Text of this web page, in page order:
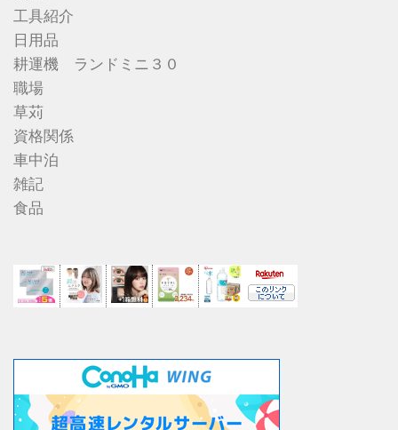
工具紹介
日用品
耕運機 ランドミニ３０
職場
草苅
資格関係
車中泊
雑記
食品